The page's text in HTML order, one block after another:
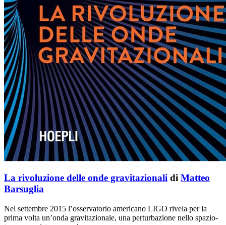
La rivoluzione delle onde gravitazionali di Matteo
Barsuglia
Nel settembre 2015 l’osservatorio americano LIGO rivela per la
prima volta un’onda gravitazionale, una perturbazione nello spazio-